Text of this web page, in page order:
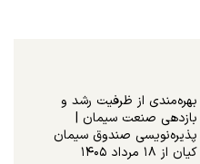
بهره‌مندی از ظرفیت رشد و
بازدهی صنعت سیمان |
پذیره‌نویسی صندوق سیمان
کیان از ۱۸ مرداد ۱۴۰۵